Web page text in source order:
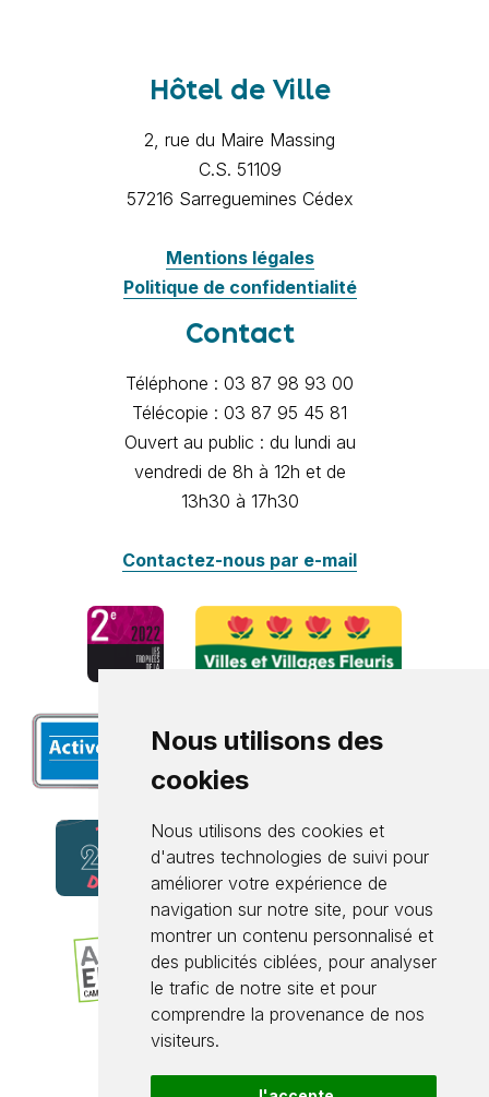
Nous utilisons des
cookies
Nous utilisons des cookies et
d'autres technologies de suivi pour
améliorer votre expérience de
navigation sur notre site, pour vous
montrer un contenu personnalisé et
des publicités ciblées, pour analyser
le trafic de notre site et pour
comprendre la provenance de nos
visiteurs.
Hôtel de Ville
2, rue du Maire Massing
C.S. 51109
57216 Sarreguemines Cédex
Mentions légales
Politique de confidentialité
Contact
Téléphone : 03 87 98 93 00
Télécopie : 03 87 95 45 81
Ouvert au public : du lundi au
vendredi de 8h à 12h et de
13h30 à 17h30
Contactez-nous par e-mail